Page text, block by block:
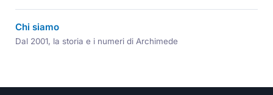
Chi siamo
Dal 2001, la storia e i numeri di Archimede